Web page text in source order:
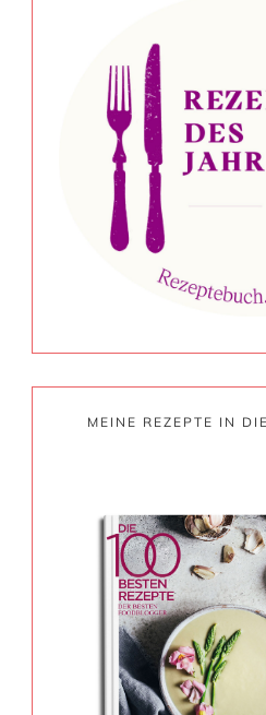
MEINE REZEPTE IN